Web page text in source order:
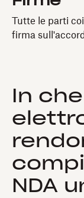
Tutte le parti
firma
In
NDA